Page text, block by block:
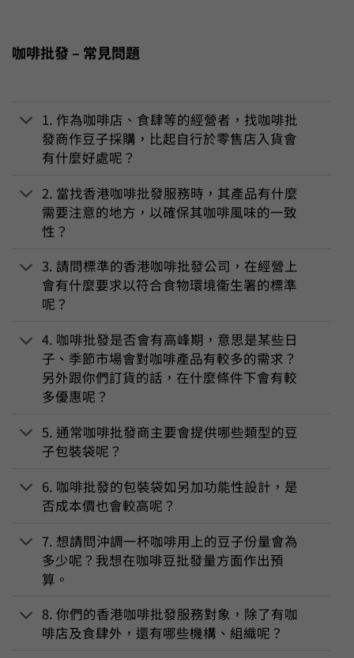
咖啡批發 – 常見問題
1. 作為咖啡店、食肆等的經營者，找咖啡批
發商作豆子採購，比起自行於零售店入貨會
有什麼好處呢？
2. 當找香港咖啡批發服務時，其產品有什麼
需要注意的地方，以確保其咖啡風味的一致
性？
3. 請問標準的香港咖啡批發公司，在經營上
會有什麼要求以符合食物環境衞生署的標準
呢？
4. 咖啡批發是否會有高峰期，意思是某些日
子、季節市場會對咖啡產品有較多的需求？
另外跟你們訂貨的話，在什麼條件下會有較
多優惠呢？
5. 通常咖啡批發商主要會提供哪些類型的豆
子包裝袋呢？
6. 咖啡批發的包裝袋如另加功能性設計，是
否成本價也會較高呢？
7. 想請問沖調一杯咖啡用上的豆子份量會為
多少呢？我想在咖啡豆批發量方面作出預
算。
8. 你們的香港咖啡批發服務對象，除了有咖
啡店及食肆外，還有哪些機構、組織呢？